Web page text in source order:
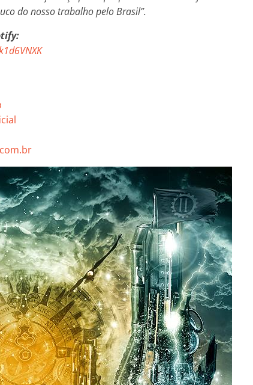
do nosso trabalho pelo Brasil”.